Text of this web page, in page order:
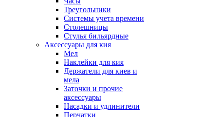
Треугольники
Системы учета времени
Столешницы
Стулья бильярдные
Аксессуары для кия
Мел
Наклейки для кия
Держатели для киев и
мела
Заточки и прочие
аксессуары
Насадки и удлинители
Перчатки